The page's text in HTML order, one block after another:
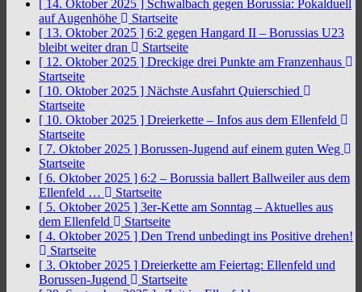
[ 14. Oktober 2025 ] Schwalbach gegen Borussia: Pokalduell
auf Augenhöhe
Startseite
[ 13. Oktober 2025 ] 6:2 gegen Hangard II – Borussias U23
bleibt weiter dran
Startseite
[ 12. Oktober 2025 ] Dreckige drei Punkte am Franzenhaus
Startseite
[ 10. Oktober 2025 ] Nächste Ausfahrt Quierschied
Startseite
[ 10. Oktober 2025 ] Dreierkette – Infos aus dem Ellenfeld
Startseite
[ 7. Oktober 2025 ] Borussen-Jugend auf einem guten Weg
Startseite
[ 6. Oktober 2025 ] 6:2 – Borussia ballert Ballweiler aus dem
Ellenfeld …
Startseite
[ 5. Oktober 2025 ] 3er-Kette am Sonntag – Aktuelles aus
dem Ellenfeld
Startseite
[ 4. Oktober 2025 ] Den Trend unbedingt ins Positive drehen!
Startseite
[ 3. Oktober 2025 ] Dreierkette am Feiertag: Ellenfeld und
Borussen-Jugend
Startseite